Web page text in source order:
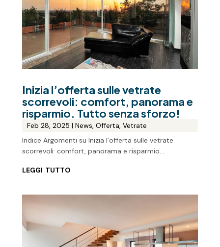
Inizia l’offerta sulle vetrate
scorrevoli: comfort, panorama e
risparmio. Tutto senza sforzo!
Feb 28, 2025 | News, Offerta, Vetrate
Indice Argomenti su Inizia l’offerta sulle vetrate
scorrevoli: comfort, panorama e risparmio....
leggi tutto